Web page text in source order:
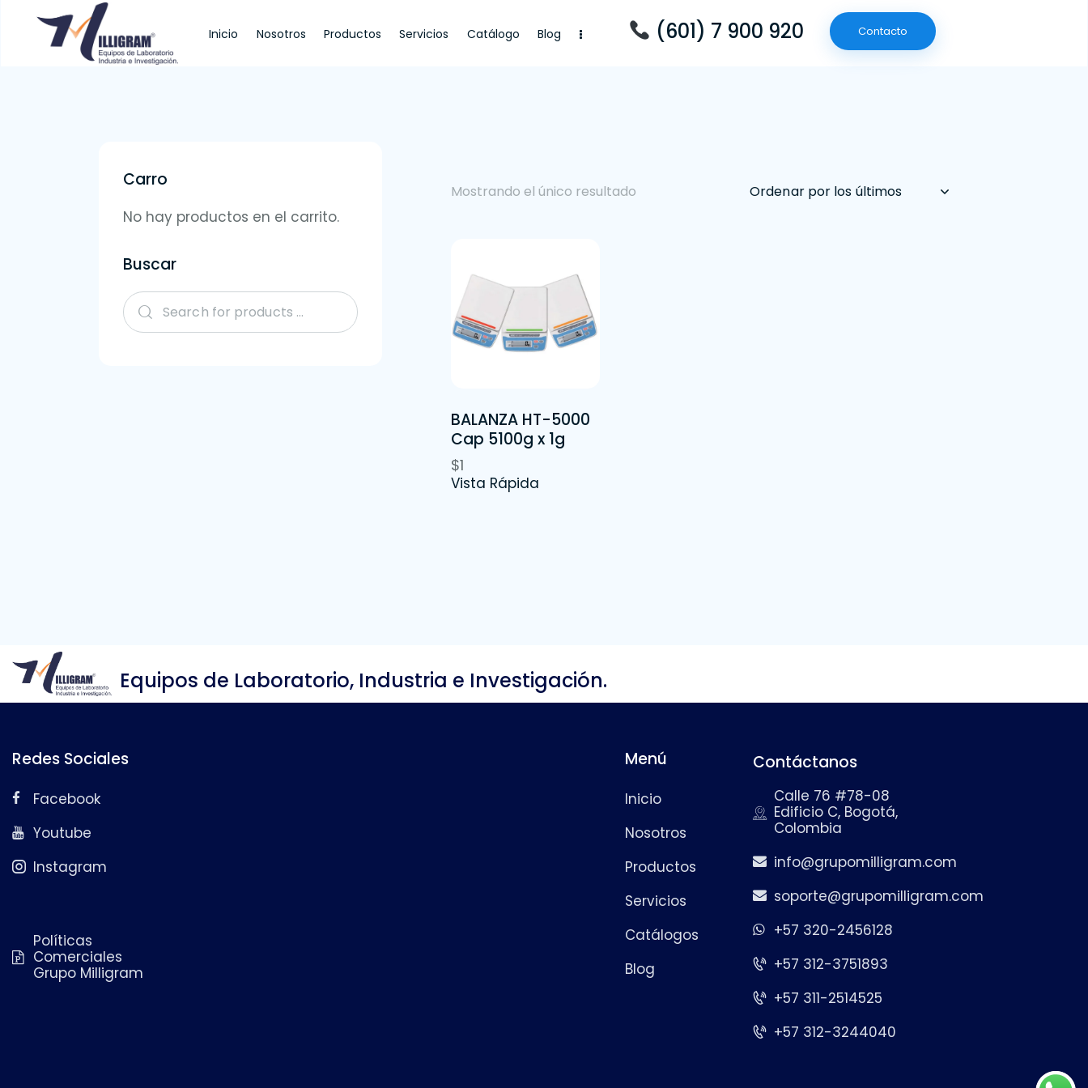
Inicio Nosotros Productos Servicios Catálogo Blog (601) 7 900 920 Contacto
Mostrando el único resultado
BALANZA HT-5000
Cap 5100g x 1g
$1
Vista Rápida
Carro
No hay productos en el carrito.
Buscar
Equipos de Laboratorio, Industria e Investigación.
Redes Sociales
Facebook
Youtube
Instagram
Políticas
Comerciales
Grupo Milligram
Menú
Inicio
Nosotros
Productos
Servicios
Catálogos
Blog
Contáctanos
Calle 76 #78-08
Edificio C, Bogotá,
Colombia
info@grupomilligram.com
soporte@grupomilligram.com
+57 320-2456128
+57 312-3751893
+57 311-2514525
+57 312-3244040